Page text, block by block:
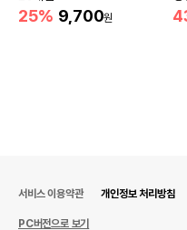
25% 9,700원
서비스 이용약관 개인정보 처리방침
PC버전으로 보기